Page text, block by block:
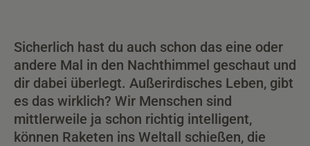
Sicherlich hast du auch schon das eine oder
andere Mal in den Nachthimmel geschaut und
dir dabei überlegt. Außerirdisches Leben, gibt
es das wirklich? Wir Menschen sind
mittlerweile ja schon richtig intelligent,
können Raketen ins Weltall schießen, die